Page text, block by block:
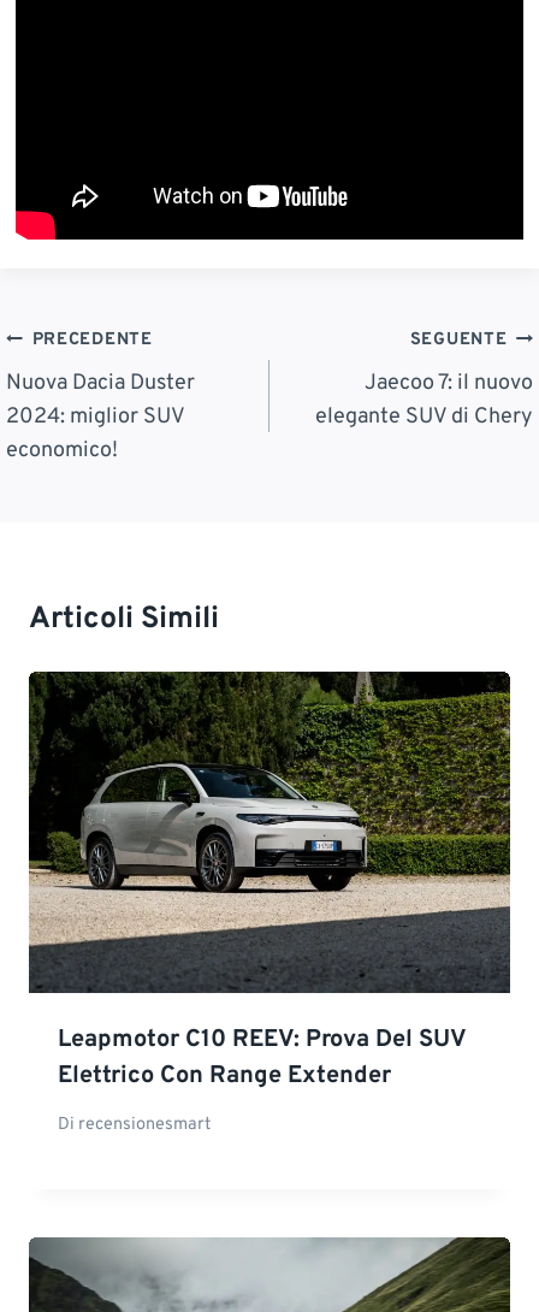
Navigazione
Articoli
PRECEDENTE
Nuova Dacia Duster
2024: miglior SUV
economico!
SEGUENTE
Jaecoo 7: il nuovo
elegante SUV di Chery
Articoli Simili
Leapmotor C10 REEV: Prova Del SUV
Elettrico Con Range Extender
Di recensionesmart